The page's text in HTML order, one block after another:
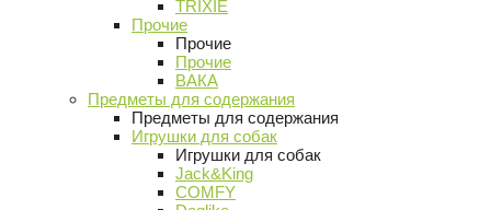
TRIXIE
Прочие
Прочие
Прочие
ВАКА
Предметы для содержания
Предметы для содержания
Игрушки для собак
Игрушки для собак
Jack&King
COMFY